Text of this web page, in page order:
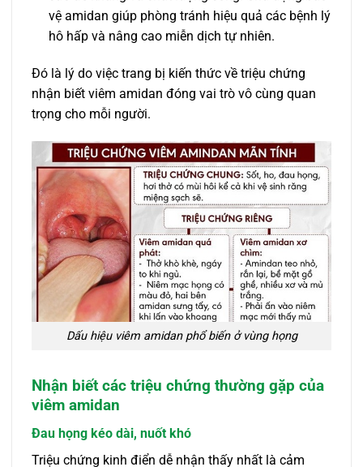
vệ amidan giúp phòng tránh hiệu quả các bệnh lý
hô hấp và nâng cao miễn dịch tự nhiên.
Đó là lý do việc trang bị kiến thức về triệu chứng
nhận biết viêm amidan đóng vai trò vô cùng quan
trọng cho mỗi người.
Dấu hiệu viêm amidan phổ biến ở vùng họng
Nhận biết các triệu chứng thường gặp của
viêm amidan
Đau họng kéo dài, nuốt khó
Triệu chứng kinh điển dễ nhận thấy nhất là cảm